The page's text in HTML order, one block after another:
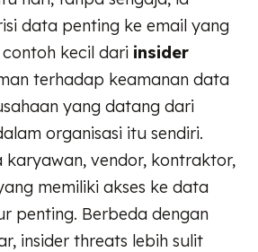
data penting ke email yang
kecil dari insider
terhadap keamanan data
yang datang dari
organisasi itu sendiri.
karyawan, vendor, kontraktor,
memiliki akses ke data
penting. Berbeda dengan
insider threats lebih sulit